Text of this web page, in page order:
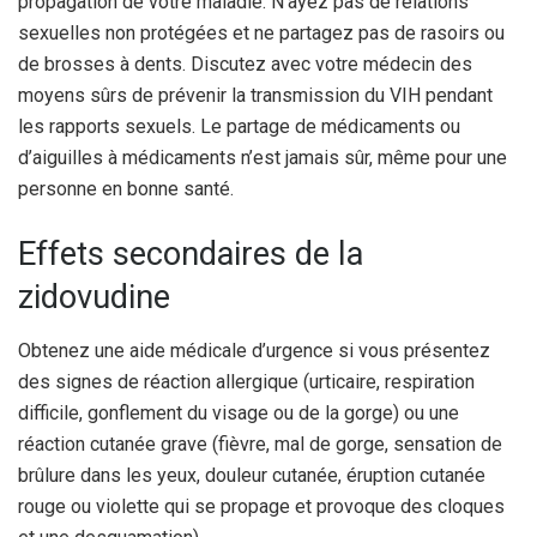
sexuelles non protégées et ne partagez pas de rasoirs ou
de brosses à dents. Discutez avec votre médecin des
moyens sûrs de prévenir la transmission du VIH pendant
les rapports sexuels. Le partage de médicaments ou
d’aiguilles à médicaments n’est jamais sûr, même pour une
personne en bonne santé.
Effets secondaires de la
zidovudine
Obtenez une aide médicale d’urgence si vous présentez
des signes de réaction allergique (urticaire, respiration
difficile, gonflement du visage ou de la gorge) ou une
réaction cutanée grave (fièvre, mal de gorge, sensation de
brûlure dans les yeux, douleur cutanée, éruption cutanée
rouge ou violette qui se propage et provoque des cloques